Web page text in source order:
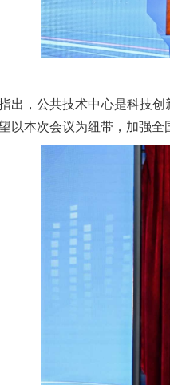
出，公共技术中心是科技
以本次会议为纽带，加强